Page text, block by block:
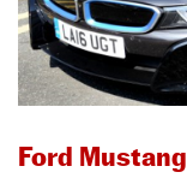
Ford Mustang